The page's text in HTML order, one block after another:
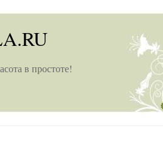
в простоте!